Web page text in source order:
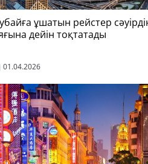
ұшатын рейстер
дейін тоқтатады
01.04.2026